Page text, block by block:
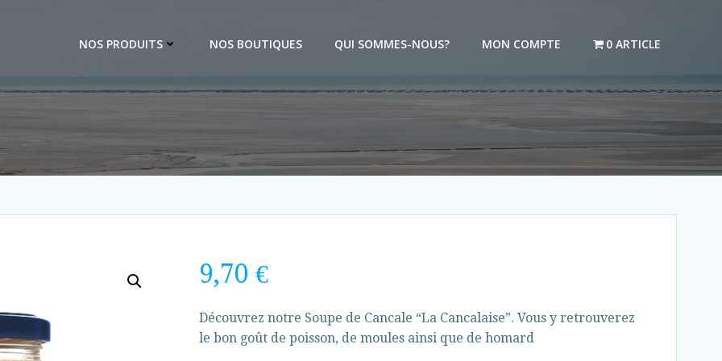
NOS PRODUITS NOS BOUTIQUES QUI SOMMES-NOUS? MON COMPTE 0 ARTICLE
9,70 €
Découvrez notre Soupe de Cancale “La Cancalaise”. Vous y retrouverez
le bon goût de poisson, de moules ainsi que de homard